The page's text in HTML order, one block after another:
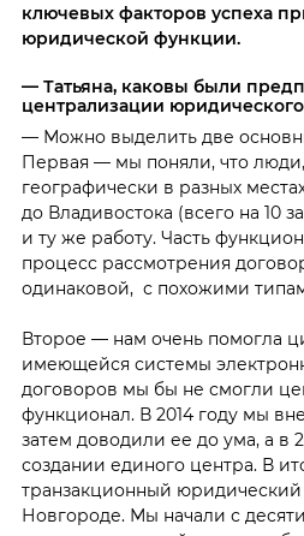
ключевых факторов успеха
юридической функции.
— Татьяна, каковы были
централизации
— Можно выделить две
Первая — мы поняли, что
географически в разных
до Владивостока (всего на 10
и ту же работу. Часть
процесс рассмотрения
одинаковой, с похожими
Второе — нам очень помогла
имеющейся системы
договоров мы бы не смогли
функционал. В 2014 году мы
затем доводили ее до ума, а в
создании единого центра. В
транзакционный
Новгороде. Мы начали с